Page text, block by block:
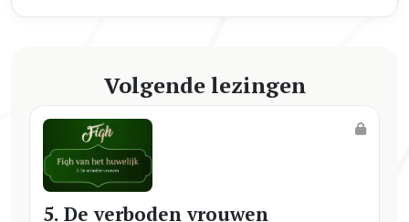
Volgende lezingen
5. De verboden vrouwen